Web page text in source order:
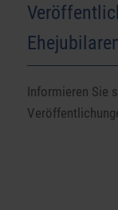
Informieren Sie